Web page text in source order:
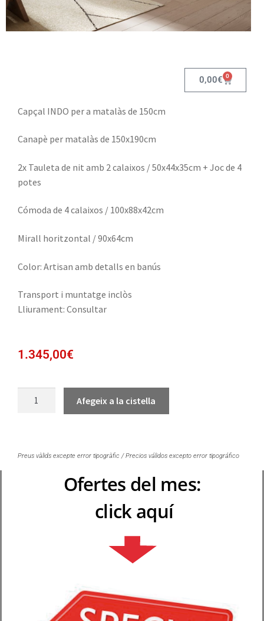
0,00€ 0
Capçal INDO per a matalàs de 150cm
Canapè per matalàs de 150x190cm
2x Tauleta de nit amb 2 calaixos / 50x44x35cm + Joc de 4
potes
Cómoda de 4 calaixos / 100x88x42cm
Mirall horitzontal / 90x64cm
Color: Artisan amb detalls en banús
Transport i muntatge inclòs
Lliurament: Consultar
1.345,00€
Afegeix a la cistella
Preus vàlids excepte error tipogràfic / Precios válidos excepto error tipográfico
Ofertes del mes:
click aquí